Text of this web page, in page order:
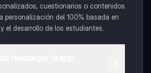
cuestionarios o contenidos
personalización del 100% basada en
el desarrollo de los estudiantes.